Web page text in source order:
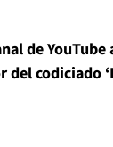
de
del codiciado